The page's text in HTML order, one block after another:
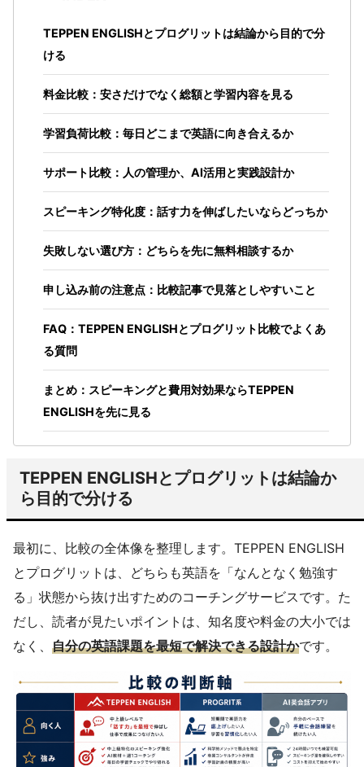
TEPPEN ENGLISHとプログリットは結論から目的で分
ける
料金比較：安さだけでなく総額と学習内容を見る
学習負荷比較：毎日どこまで英語に向き合えるか
サポート比較：人の管理か、AI活用と実践設計か
スピーキング特化度：話す力を伸ばしたいならどっちか
失敗しない選び方：どちらを先に無料相談するか
申し込み前の注意点：比較記事で見落としやすいこと
FAQ：TEPPEN ENGLISHとプログリット比較でよくあ
る質問
まとめ：スピーキングと費用対効果ならTEPPEN
ENGLISHを先に見る
TEPPEN ENGLISHとプログリットは結論か
ら目的で分ける
最初に、比較の全体像を整理します。TEPPEN ENGLISH
とプログリットは、どちらも英語を「なんとなく勉強す
る」状態から抜け出すためのコーチングサービスです。た
だし、読者が見たいポイントは、知名度や料金の大小では
なく、 自分の英語課題を最短で解決できる設計かです。